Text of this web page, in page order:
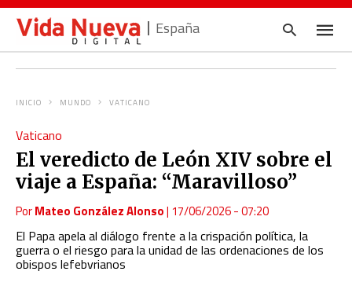
España
y
INICIO MUNDO VATICANO
Vaticano
El veredicto de León XIV sobre el
viaje a España: “Maravilloso”
PorMateo González Alonso| 17/06/2026 - 07:20
El Papa apela al diálogo frente a la crispación política, la
guerra o el riesgo para la unidad de las ordenaciones de los
obispos lefebvrianos